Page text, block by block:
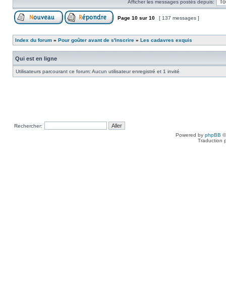
Afficher les messages postés depuis:
Page 10 sur 10 [ 137 messages ]
Index du forum » Pour goûter avant de s'inscrire » Les cadavres exquis
Qui est en ligne
Utilisateurs parcourant ce forum: Aucun utilisateur enregistré et 1 invité
Rechercher:
Powered by phpBB
Traduction